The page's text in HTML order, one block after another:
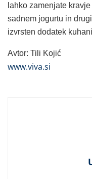
lahko zamenjate
sadnem jogurtu in
izvrsten dodatek
Avtor: Tili Kojić
www.viva.si